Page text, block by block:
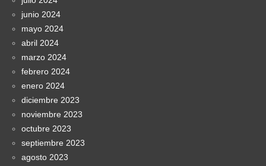
junio 2024
mayo 2024
abril 2024
marzo 2024
febrero 2024
enero 2024
diciembre 2023
noviembre 2023
octubre 2023
septiembre 2023
agosto 2023